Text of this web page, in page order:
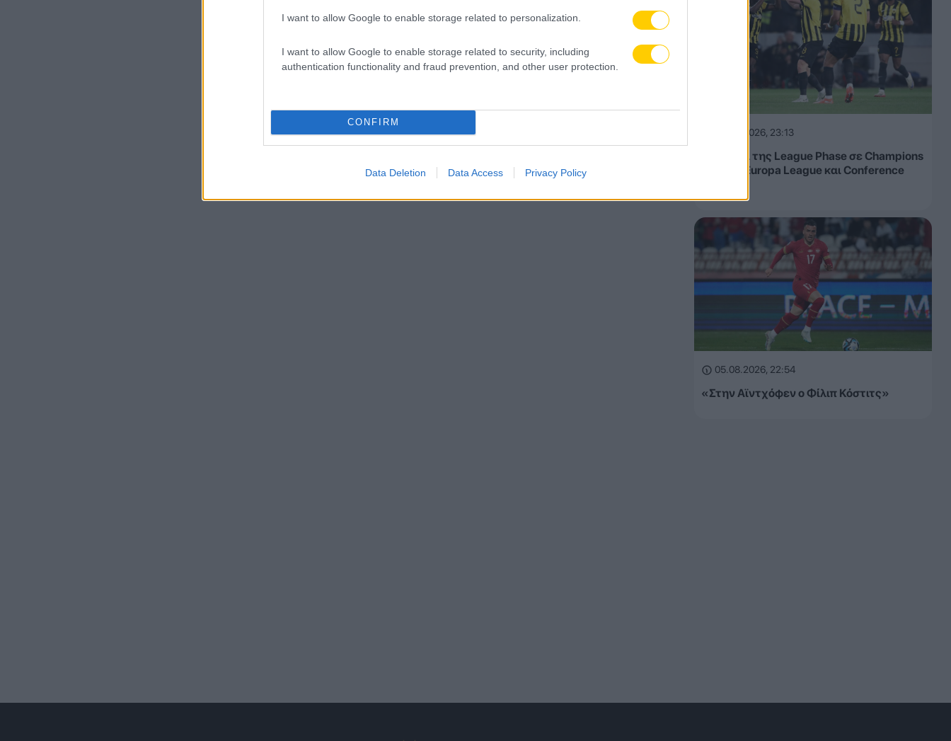
I want to allow Google to enable storage related to personalization.
I want to allow Google to enable storage related to security, including
authentication functionality and fraud prevention, and other user protection.
CONFIRM
Data Deletion Data Access Privacy Policy
05.08.2026, 23:13
Τα έσοδα της League Phase σε Champions
League, Europa League και Conference
05.08.2026, 22:54
«Στην Αϊντχόφεν ο Φίλιπ Κόστιτς»